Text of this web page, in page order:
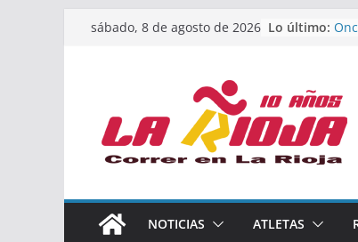
Saltarsábado, 8 de agosto de 2026 Lo último:
de
El
NOTICIAS ATLETAS